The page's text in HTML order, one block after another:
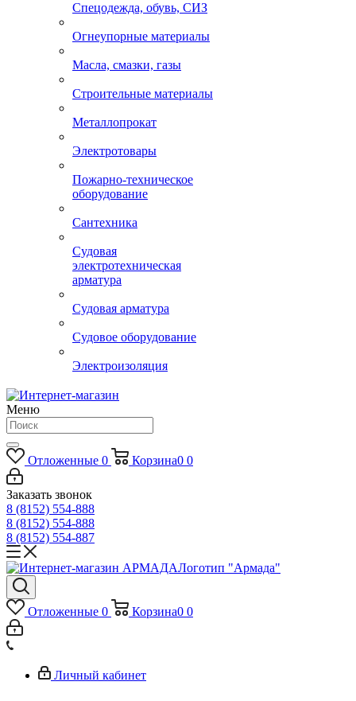
Спецодежда, обувь, СИЗ
Огнеупорные материалы
Масла, смазки, газы
Строительные материалы
Металлопрокат
Электротовары
Пожарно-техническое
оборудование
Сантехника
Судовая
электротехническая
арматура
Судовая арматура
Судовое оборудование
Электроизоляция
Меню
Отложенные 0 Корзина0 0
Заказать звонок
8 (8152) 554-888
8 (8152) 554-888
8 (8152) 554-887
Логотип "Армада"
Отложенные 0 Корзина0 0
Личный кабинет